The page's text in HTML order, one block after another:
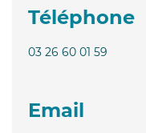
Téléphone
03 26 60 01 59
Email